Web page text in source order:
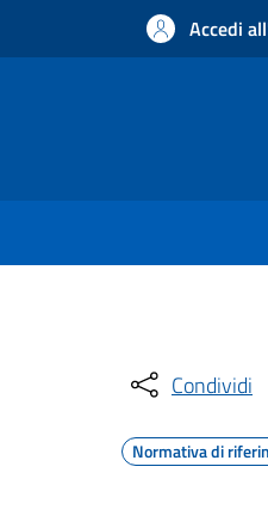
Accedi
Condividi
Normativa di